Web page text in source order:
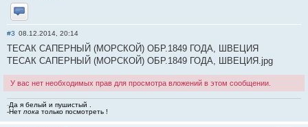
Отправить личное сообщение
#3 08.12.2014, 20:14
ТЕСАК САПЕРНЫЙ (МОРСКОЙ) ОБР.1849 ГОДА, ШВЕЦИЯ
ТЕСАК САПЕРНЫЙ (МОРСКОЙ) ОБР.1849 ГОДА, ШВЕЦИЯ.jpg
У вас нет необходимых прав для просмотра вложений в этом сообщении.
-Да я белый и пушистый .
-Нет пока только посмотреть !